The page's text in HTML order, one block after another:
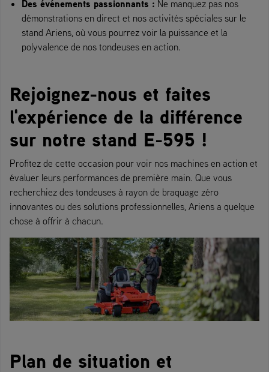
Des événements passionnants : Ne manquez pas nos
démonstrations en direct et nos activités spéciales sur le
stand Ariens, où vous pourrez voir la puissance et la
polyvalence de nos tondeuses en action.
Rejoignez-nous et faites
l'expérience de la différence
sur notre stand E-595 !
Profitez de cette occasion pour voir nos machines en action et
évaluer leurs performances de première main. Que vous
recherchiez des tondeuses à rayon de braquage zéro
innovantes ou des solutions professionnelles, Ariens a quelque
chose à offrir à chacun.
Plan de situation et